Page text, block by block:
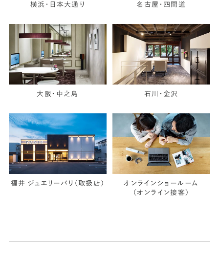
横浜・日本大通り 名古屋・四間道
大阪・中之島 石川・金沢
福井 ジュエリーパリ（取扱店）
オンラインショールーム
（オンライン接客）